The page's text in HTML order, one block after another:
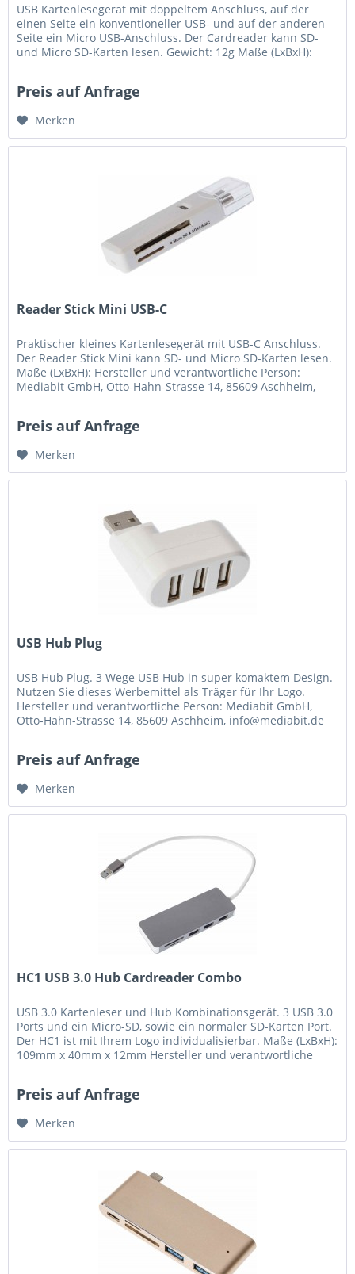
USB Kartenlesegerät mit doppeltem Anschluss, auf der
einen Seite ein konventioneller USB- und auf der anderen
Seite ein Micro USB-Anschluss. Der Cardreader kann SD-
und Micro SD-Karten lesen. Gewicht: 12g Maße (LxBxH):
Preis auf Anfrage
Merken
Reader Stick Mini USB-C
Praktischer kleines Kartenlesegerät mit USB-C Anschluss.
Der Reader Stick Mini kann SD- und Micro SD-Karten lesen.
Maße (LxBxH): Hersteller und verantwortliche Person:
Mediabit GmbH, Otto-Hahn-Strasse 14, 85609 Aschheim,
Preis auf Anfrage
Merken
USB Hub Plug
USB Hub Plug. 3 Wege USB Hub in super komaktem Design.
Nutzen Sie dieses Werbemittel als Träger für Ihr Logo.
Hersteller und verantwortliche Person: Mediabit GmbH,
Otto-Hahn-Strasse 14, 85609 Aschheim, info@mediabit.de
Preis auf Anfrage
Merken
HC1 USB 3.0 Hub Cardreader Combo
USB 3.0 Kartenleser und Hub Kombinationsgerät. 3 USB 3.0
Ports und ein Micro-SD, sowie ein normaler SD-Karten Port.
Der HC1 ist mit Ihrem Logo individualisierbar. Maße (LxBxH):
109mm x 40mm x 12mm Hersteller und verantwortliche
Preis auf Anfrage
Merken